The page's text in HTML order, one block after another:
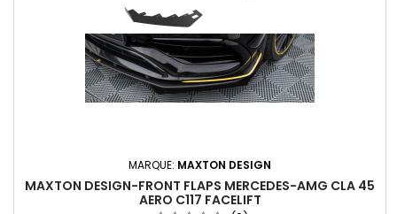
MARQUE: MAXTON DESIGN
MAXTON DESIGN-FRONT FLAPS MERCEDES-AMG CLA 45
AERO C117 FACELIFT